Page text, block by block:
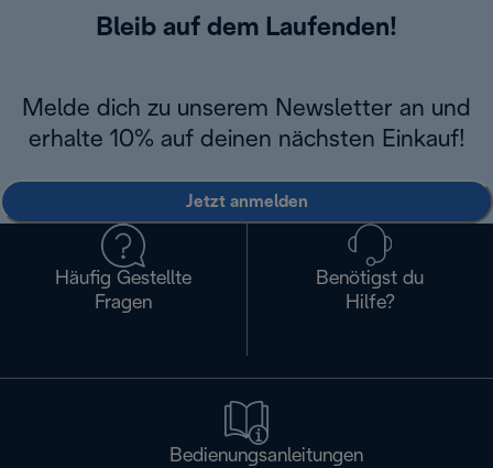
Bleib auf dem Laufenden!
Melde dich zu unserem Newsletter an und
erhalte 10% auf deinen nächsten Einkauf!
Jetzt anmelden
Häufig Gestellte
Fragen
Benötigst du
Hilfe?
Bedienungsanleitungen